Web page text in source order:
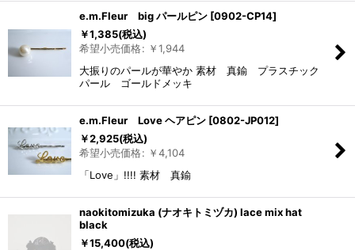
e.m.Fleur big パールピン [0902-CP14]
￥1,385(税込)
希望小売価格: ￥1,944
大振りのパールが華やか 素材 真鍮 プラスチック
パール ゴールドメッキ
e.m.Fleur Love ヘアピン [0802-JP012]
￥2,925(税込)
希望小売価格: ￥4,104
「Love」!!!! 素材 真鍮
naokitomizuka (ナオキトミヅカ) lace mix hat
black
￥15,400(税込)